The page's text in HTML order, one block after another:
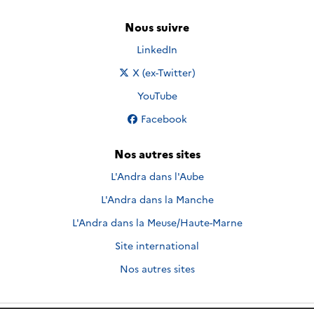
Nous suivre
Nous suivre sur
LinkedIn
Nous suivre sur
X (ex-Twitter)
Nous suivre sur
YouTube
Nous suivre sur
Facebook
Nos autres sites
L'Andra dans l'Aube
L'Andra dans la Manche
L'Andra dans la Meuse/Haute-Marne
Site international
Nos autres sites